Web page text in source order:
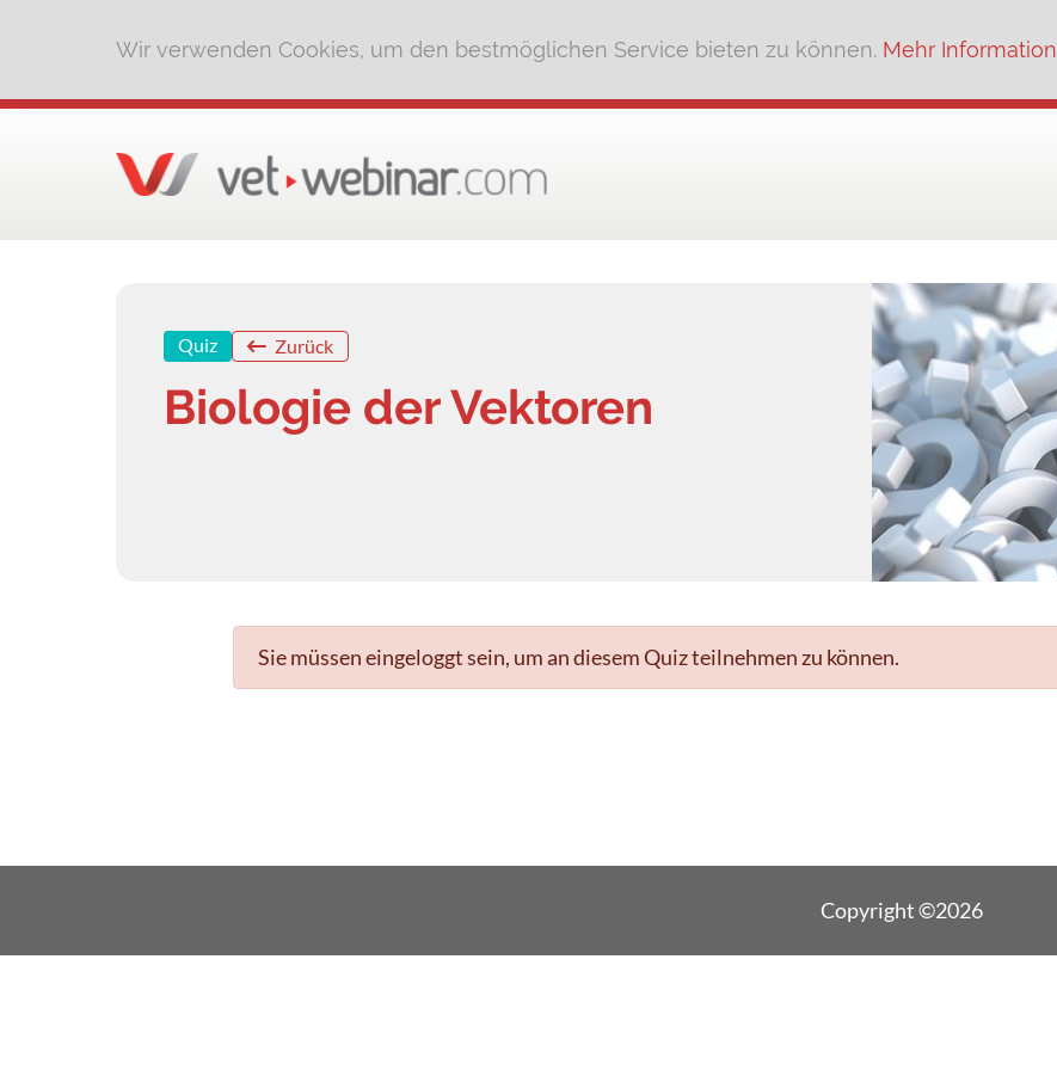
Wir verwenden Cookies, um den bestmöglichen Service bieten zu können. Mehr Information
Quiz Zurück
Biologie der Vektoren
Sie müssen eingeloggt sein, um an diesem Quiz teilnehmen zu können.
Copyright ©2026